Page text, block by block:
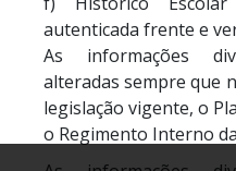
autenticada frente e
As informações
alteradas sempre que
legislação vigente, o
o Regimento Interno